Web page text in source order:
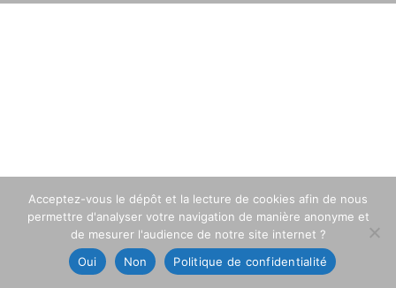
Acceptez-vous le dépôt et la lecture de cookies afin de nous
permettre d'analyser votre navigation de manière anonyme et
de mesurer l'audience de notre site internet ?
Oui
Non Politique de confidentialité